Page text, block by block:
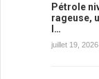
Pétrole
rageuse,
l…
juillet 19, 2026